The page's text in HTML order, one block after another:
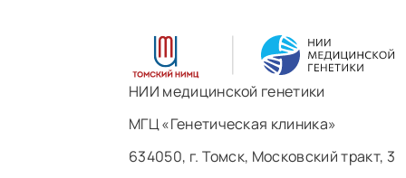
НИИ медицинской генетики
МГЦ «Генетическая клиника»
634050, г. Томск, Московский тракт, 3